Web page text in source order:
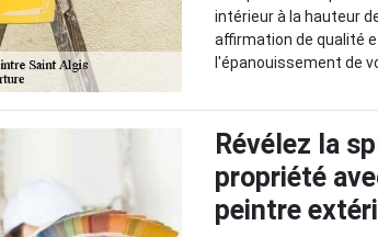
intérieur à la hauteur
affirmation de qualité
l'épanouissement de
Révélez la
propriété
peintre